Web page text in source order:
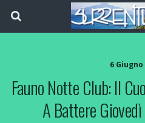
6 Giugno
Fauno Notte Club: Il
A Battere